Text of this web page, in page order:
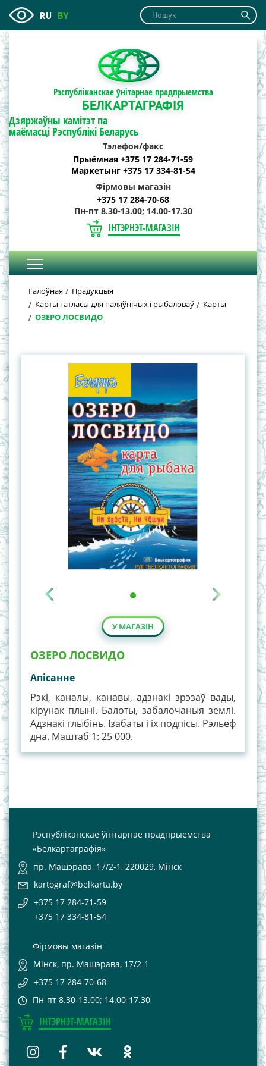
RU BY
Рэспубліканскае ўнітарнае прадпрыемства
БЕЛКАРТАГРАФІЯ
Дзяржаўны камітэт па
маёмасці Рэспублікі Беларусь
Тэлефон/факс
Прыёмная +375 17 284-71-59
Маркетынг +375 17 334-81-54
Фірмовы магазін
+375 17 284-70-68
Пн-пт 8.30-13.00; 14.00-17.30
ІНТЭРНЭТ-МАГАЗІН
Галоўная
Прадукцыя
Карты і атласы для паляўнічых і рыбаловаў
Карты
ОЗЕРО ЛОСВИДО
У МАГАЗІН
ОЗЕРО ЛОСВИДО
Апiсанне
Рэкі, каналы, канавы, адзнакі зрэзаў вады,
кірунак плыні. Балоты, забалочаныя землі.
Адзнакі глыбінь. Ізабаты і іх подпісы. Рэльеф
дна. Маштаб 1: 25 000.
Рэспубліканскае ўнітарнае прадпрыемства
«Белкартаграфія»
пр. Машэрава, 17/2-1, 220029, Мінск
kartograf@belkarta.by
+375 17 284-71-59
+375 17 334-81-54
Фірмовы магазін
Мінск, пр. Машэрава, 17/2-1
+375 17 284-70-68
Пн-пт 8.30-13.00; 14.00-17.30
ІНТЭРНЭТ-МАГАЗІН